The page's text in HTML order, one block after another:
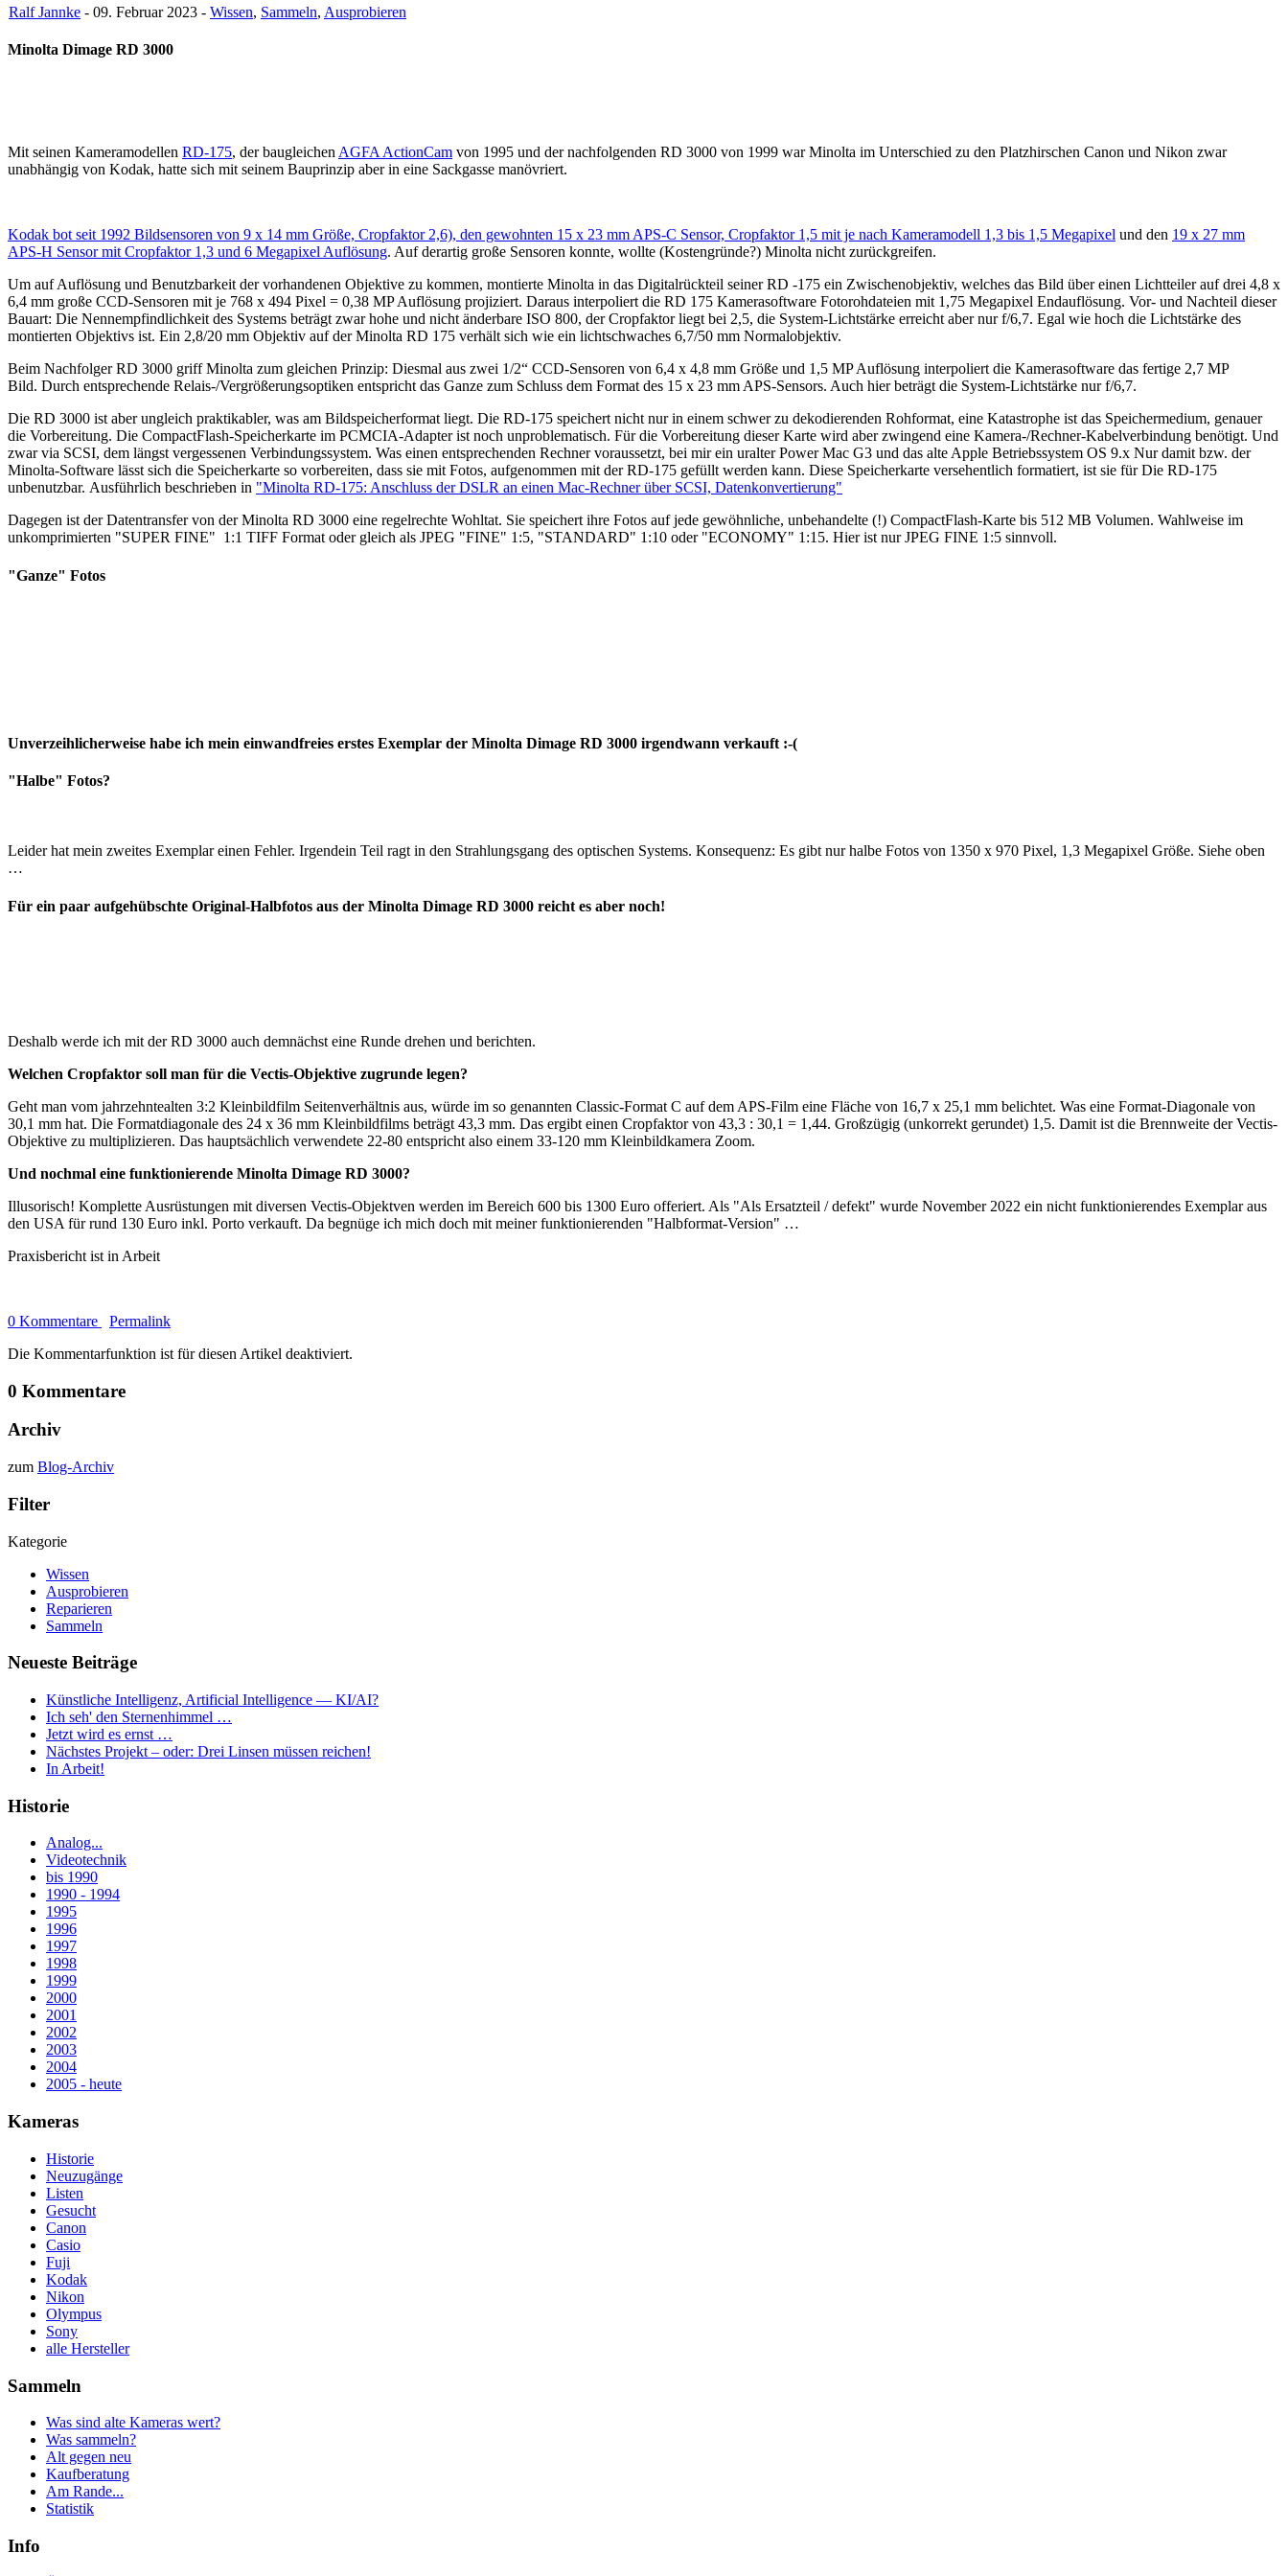
Ralf Jannke - 09. Februar 2023 - Wissen, Sammeln, Ausprobieren
Minolta Dimage RD 3000
Mit seinen Kameramodellen RD-175, der baugleichen AGFA ActionCam von 1995 und der nachfolgenden RD 3000 von 1999 war Minolta im Unterschied zu den Platzhirschen Canon und Nikon zwar
unabhängig von Kodak, hatte sich mit seinem Bauprinzip aber in eine Sackgasse manövriert.
Kodak bot seit 1992 Bildsensoren von 9 x 14 mm Größe, Cropfaktor 2,6), den gewohnten 15 x 23 mm APS-C Sensor, Cropfaktor 1,5 mit je nach Kameramodell 1,3 bis 1,5 Megapixel und den 19 x 27 mm
APS-H Sensor mit Cropfaktor 1,3 und 6 Megapixel Auflösung. Auf derartig große Sensoren konnte, wollte (Kostengründe?) Minolta nicht zurückgreifen.
Um auf Auflösung und Benutzbarkeit der vorhandenen Objektive zu kommen, montierte Minolta in das Digitalrückteil seiner RD -175 ein Zwischenobjektiv, welches das Bild über einen Lichtteiler auf drei 4,8 x
6,4 mm große CCD-Sensoren mit je 768 x 494 Pixel = 0,38 MP Auflösung projiziert. Daraus interpoliert die RD 175 Kamerasoftware Fotorohdateien mit 1,75 Megapixel Endauflösung. Vor- und Nachteil dieser
Bauart: Die Nennempfindlichkeit des Systems beträgt zwar hohe und nicht änderbare ISO 800, der Cropfaktor liegt bei 2,5, die System-Lichtstärke erreicht aber nur f/6,7. Egal wie hoch die Lichtstärke des
montierten Objektivs ist. Ein 2,8/20 mm Objektiv auf der Minolta RD 175 verhält sich wie ein lichtschwaches 6,7/50 mm Normalobjektiv.
Beim Nachfolger RD 3000 griff Minolta zum gleichen Prinzip: Diesmal aus zwei 1/2“ CCD-Sensoren von 6,4 x 4,8 mm Größe und 1,5 MP Auflösung interpoliert die Kamerasoftware das fertige 2,7 MP
Bild. Durch entsprechende Relais-/Vergrößerungsoptiken entspricht das Ganze zum Schluss dem Format des 15 x 23 mm APS-Sensors. Auch hier beträgt die System-Lichtstärke nur f/6,7.
Die RD 3000 ist aber ungleich praktikabler, was am Bildspeicherformat liegt. Die RD-175 speichert nicht nur in einem schwer zu dekodierenden Rohformat, eine Katastrophe ist das Speichermedium, genauer
die Vorbereitung. Die CompactFlash-Speicherkarte im PCMCIA-Adapter ist noch unproblematisch. Für die Vorbereitung dieser Karte wird aber zwingend eine Kamera-/Rechner-Kabelverbindung benötigt. Und
zwar via SCSI, dem längst vergessenen Verbindungssystem. Was einen entsprechenden Rechner voraussetzt, bei mir ein uralter Power Mac G3 und das alte Apple Betriebssystem OS 9.x Nur damit bzw. der
Minolta-Software lässt sich die Speicherkarte so vorbereiten, dass sie mit Fotos, aufgenommen mit der RD-175 gefüllt werden kann. Diese Speicherkarte versehentlich formatiert, ist sie für Die RD-175
unbenutzbar. Ausführlich beschrieben in "Minolta RD-175: Anschluss der DSLR an einen Mac-Rechner über SCSI, Datenkonvertierung"
Dagegen ist der Datentransfer von der Minolta RD 3000 eine regelrechte Wohltat. Sie speichert ihre Fotos auf jede gewöhnliche, unbehandelte (!) CompactFlash-Karte bis 512 MB Volumen. Wahlweise im
unkomprimierten "SUPER FINE" 1:1 TIFF Format oder gleich als JPEG "FINE" 1:5, "STANDARD" 1:10 oder "ECONOMY" 1:15. Hier ist nur JPEG FINE 1:5 sinnvoll.
"Ganze" Fotos
Unverzeihlicherweise habe ich mein einwandfreies erstes Exemplar der Minolta Dimage RD 3000 irgendwann verkauft :-(
"Halbe" Fotos?
Leider hat mein zweites Exemplar einen Fehler. Irgendein Teil ragt in den Strahlungsgang des optischen Systems. Konsequenz: Es gibt nur halbe Fotos von 1350 x 970 Pixel, 1,3 Megapixel Größe. Siehe oben
…
Für ein paar aufgehübschte Original-Halbfotos aus der Minolta Dimage RD 3000 reicht es aber noch!
Deshalb werde ich mit der RD 3000 auch demnächst eine Runde drehen und berichten.
Welchen Cropfaktor soll man für die Vectis-Objektive zugrunde legen?
Geht man vom jahrzehntealten 3:2 Kleinbildfilm Seitenverhältnis aus, würde im so genannten Classic-Format C auf dem APS-Film eine Fläche von 16,7 x 25,1 mm belichtet. Was eine Format-Diagonale von
30,1 mm hat. Die Formatdiagonale des 24 x 36 mm Kleinbildfilms beträgt 43,3 mm. Das ergibt einen Cropfaktor von 43,3 : 30,1 = 1,44. Großzügig (unkorrekt gerundet) 1,5. Damit ist die Brennweite der Vectis-
Objektive zu multiplizieren. Das hauptsächlich verwendete 22-80 entspricht also einem 33-120 mm Kleinbildkamera Zoom.
Und nochmal eine funktionierende Minolta Dimage RD 3000?
Illusorisch! Komplette Ausrüstungen mit diversen Vectis-Objektven werden im Bereich 600 bis 1300 Euro offeriert. Als "Als Ersatzteil / defekt" wurde November 2022 ein nicht funktionierendes Exemplar aus
den USA für rund 130 Euro inkl. Porto verkauft. Da begnüge ich mich doch mit meiner funktionierenden "Halbformat-Version" …
Praxisbericht ist in Arbeit
0 Kommentare
Permalink
Die Kommentarfunktion ist für diesen Artikel deaktiviert.
0 Kommentare
Archiv
zum Blog-Archiv
Filter
Kategorie
Wissen
Ausprobieren
Reparieren
Sammeln
Neueste Beiträge
Künstliche Intelligenz, Artificial Intelligence — KI/AI?
Ich seh' den Sternenhimmel …
Jetzt wird es ernst …
Nächstes Projekt – oder: Drei Linsen müssen reichen!
In Arbeit!
Historie
Analog...
Videotechnik
bis 1990
1990 - 1994
1995
1996
1997
1998
1999
2000
2001
2002
2003
2004
2005 - heute
Kameras
Historie
Neuzugänge
Listen
Gesucht
Canon
Casio
Fuji
Kodak
Nikon
Olympus
Sony
alle Hersteller
Sammeln
Was sind alte Kameras wert?
Was sammeln?
Alt gegen neu
Kaufberatung
Am Rande...
Statistik
Info